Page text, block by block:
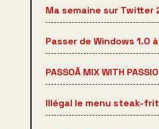
Ma semaine sur Twitter
Passer de Windows 1.0
PASSOÃ MIX WITH
Illégal le menu steak-